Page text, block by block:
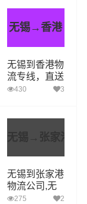
无锡→香港
无锡到香港物
流专线，直送
多少钱，几天
430 3
无锡→张家港
无锡到张家港
物流公司,无
锡到张家港货
275 2